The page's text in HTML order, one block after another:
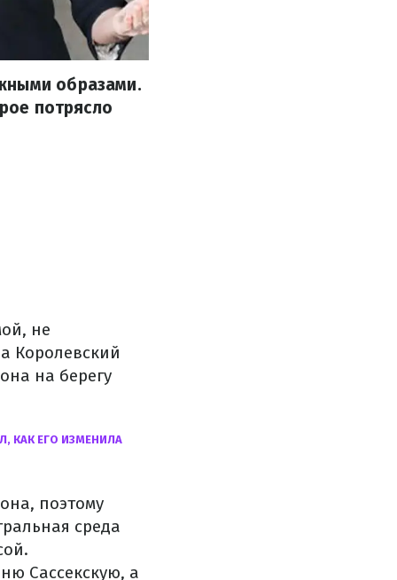
образами.
потрясло
не
Королевский
на берегу
КАК ЕГО ИЗМЕНИЛА
поэтому
среда
Сассекскую, а